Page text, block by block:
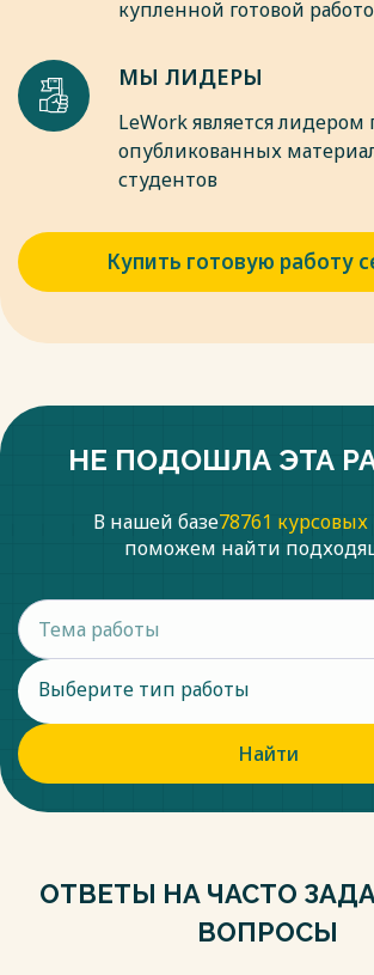
купленной готовой
МЫ ЛИДЕРЫ
LeWork является лидером
опубликованных
студентов
Купить готовую работу
НЕ ПОДОШЛА ЭТА
В нашей базе78761 курсовых
поможем найти
Выберите тип работы
Найти
ОТВЕТЫ НА ЧАСТО
ВОПРОСЫ